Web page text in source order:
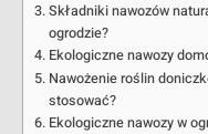
Składniki nawozów
ogrodzie?
Ekologiczne nawozy
Nawożenie roślin
stosować?
Ekologiczne nawozy w